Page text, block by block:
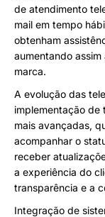
de atendimento
mail em tempo
obtenham
aumentando
marca.
A evolução das
implementação de
mais avançadas,
acompanhar o
receber
a experiência do
transparência e a
Integração de